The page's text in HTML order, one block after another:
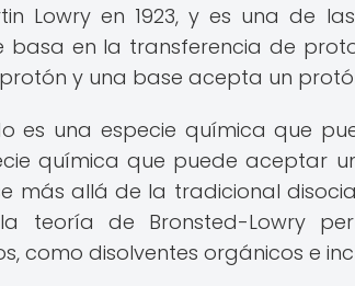
Lowry en 1923, y es una de
en la transferencia de
y una base acepta un
es una especie química que
química que puede aceptar
allá de la tradicional
teoría de Bronsted-Lowry
como disolventes orgánicos e